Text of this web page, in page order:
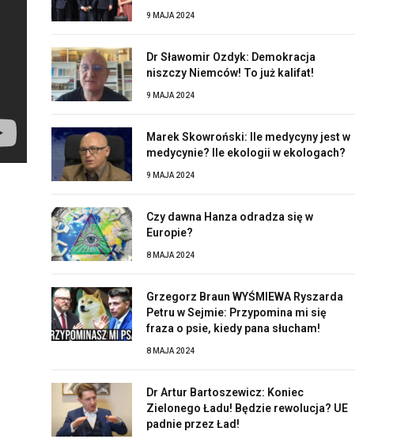
9 MAJA 2024
Dr Sławomir Ozdyk: Demokracja
niszczy Niemców! To już kalifat!
9 MAJA 2024
Marek Skowroński: Ile medycyny jest w
medycynie? Ile ekologii w ekologach?
9 MAJA 2024
Czy dawna Hanza odradza się w
Europie?
8 MAJA 2024
Grzegorz Braun WYŚMIEWA Ryszarda
Petru w Sejmie: Przypomina mi się
fraza o psie, kiedy pana słucham!
8 MAJA 2024
Dr Artur Bartoszewicz: Koniec
Zielonego Ładu! Będzie rewolucja? UE
padnie przez Ład!